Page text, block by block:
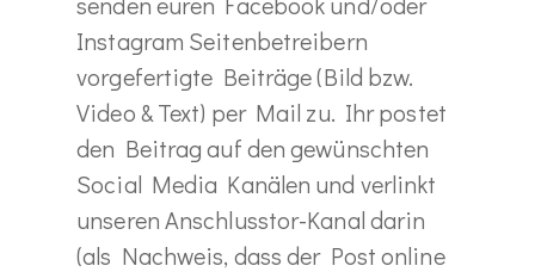
Instagram Seitenbetreibern
vorgefertigte Beiträge (Bild bzw.
Video & Text) per Mail zu. Ihr postet
den Beitrag auf den gewünschten
Social Media Kanälen und verlinkt
unseren Anschlusstor-Kanal darin
(als Nachweis, dass der Post online